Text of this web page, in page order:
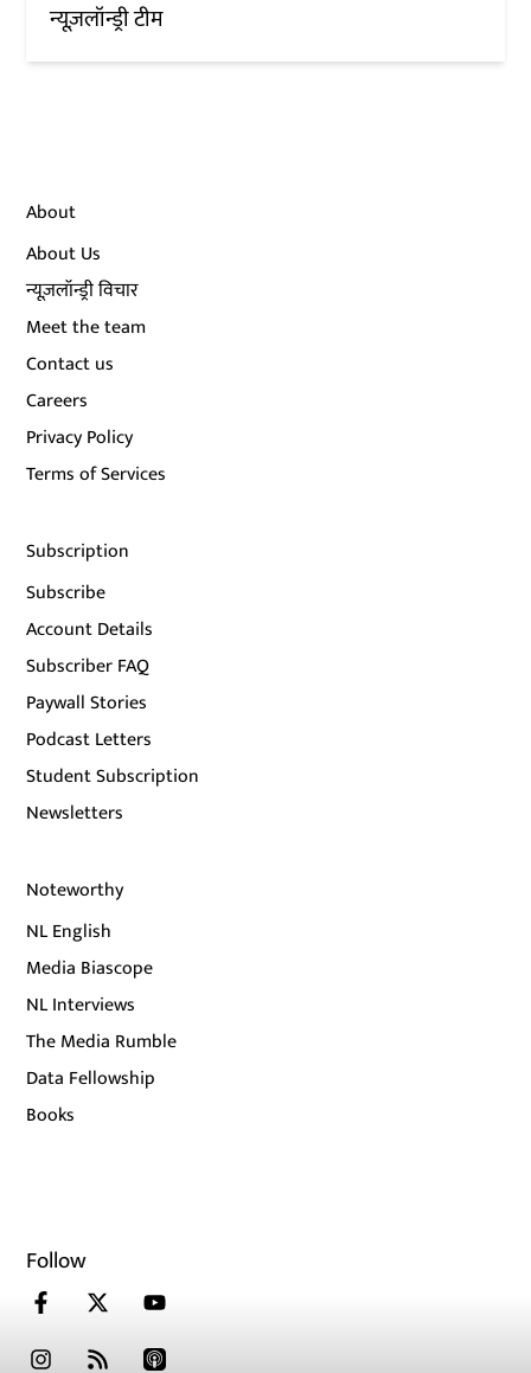
न्यूज़लॉन्ड्री टीम
About
About Us
न्यूज़लॉन्ड्री विचार
Meet the team
Contact us
Careers
Privacy Policy
Terms of Services
Subscription
Subscribe
Account Details
Subscriber FAQ
Paywall Stories
Podcast Letters
Student Subscription
Newsletters
Noteworthy
NL English
Media Biascope
NL Interviews
The Media Rumble
Data Fellowship
Books
Follow